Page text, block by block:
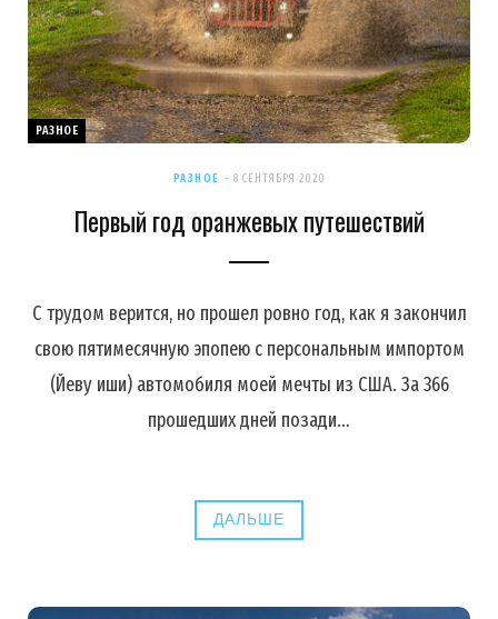
РАЗНОЕ
РАЗНОЕ 8 СЕНТЯБРЯ 2020
Первый год оранжевых путешествий
С трудом верится, но прошел ровно год, как я закончил
свою пятимесячную эпопею с персональным импортом
(Йеву иши) автомобиля моей мечты из США. За 366
прошедших дней позади…
ДАЛЬШЕ